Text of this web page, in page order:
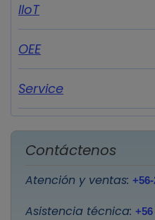
IIoT
OEE
Service
Contáctenos
Atención y ventas:
Asistencia técnica: +56